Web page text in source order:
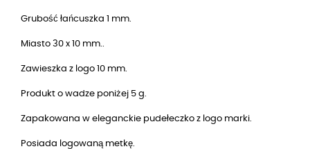
Grubość łańcuszka 1 mm.
Miasto 30 x 10 mm..
Zawieszka z logo 10 mm.
Produkt o wadze poniżej 5 g.
Zapakowana w eleganckie pudełeczko z logo marki.
Posiada logowaną metkę.